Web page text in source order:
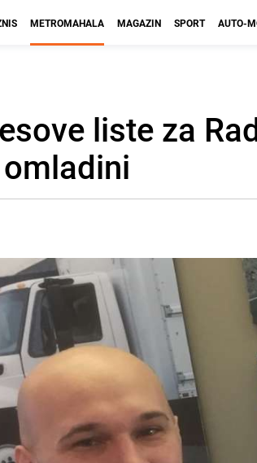
METROMAHALA MAGAZIN SPORT AUTO-
liste za